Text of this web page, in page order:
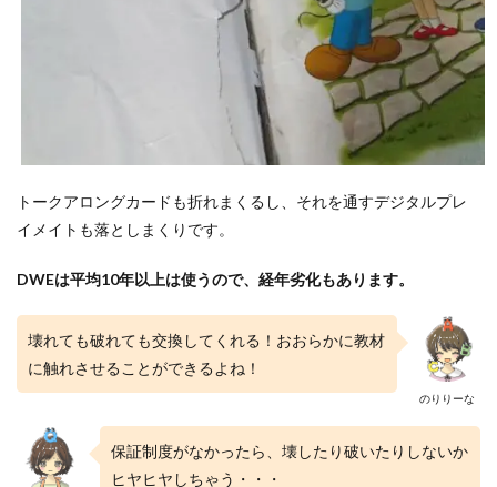
ッ
バ
イ・
クア
ロン
ジタ
ルプ
レイ
トークアロングカードも折れまくるし、それを通すデジタルプレ
イメイトも落としまくりです。
DWEは平均10年以上は使うので、経年劣化もあります。
のりりーな
壊れても破れても交換してくれる！おおらかに教材
に触れさせることができるよね！
保証制度がなかったら、壊したり破いたりしないか
ヒヤヒヤしちゃう・・・